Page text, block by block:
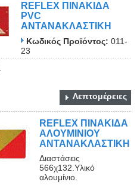
REFLEX ΠΙΝΑΚΙΔΑ
PVC
ΑΝΤΑΝΑΚΛΑΣΤΙΚΗ
Κωδικός Προϊόντος: 011-
23
Λεπτομέρειες
REFLEX ΠΙΝΑΚΙΔΑ
ΑΛΟΥΜΙΝΙΟΥ
ΑΝΤΑΝΑΚΛΑΣΤΙΚΗ
Διαστάσεις
566χ132.Υλικό
αλουμίνιο.